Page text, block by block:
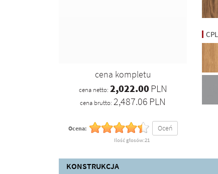
cena kompletu
cena netto: 2,022.00 PLN
cena brutto: 2,487.06 PLN
Ocena:
Ilość głosów:21
Oceń
CPL
KONSTRUKCJA